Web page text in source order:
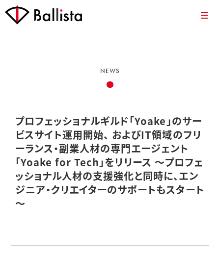
プロフェッショナルギルド「Yoake」のサー
ビスサイト運用開始、 およびIT領域のフリ
ーランス・副業人材の専門エージェント
「Yoake for Tech」をリリース ～プロフェ
ッショナル人材の支援強化と同時に、エン
ジニア・クリエイターのサポートもスタート
～
NEWS